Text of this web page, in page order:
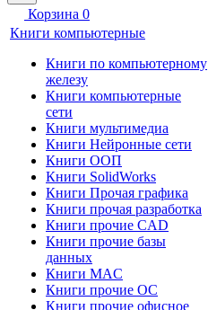
Корзина 0
Книги компьютерные
Книги по компьютерному
железу
Книги компьютерные
сети
Книги мультимедиа
Книги Нейронные сети
Книги ООП
Книги SolidWorks
Книги Прочая графика
Книги прочая разработка
Книги прочие CAD
Книги прочие базы
данных
Книги MAC
Книги прочие ОС
Книги прочие офисное